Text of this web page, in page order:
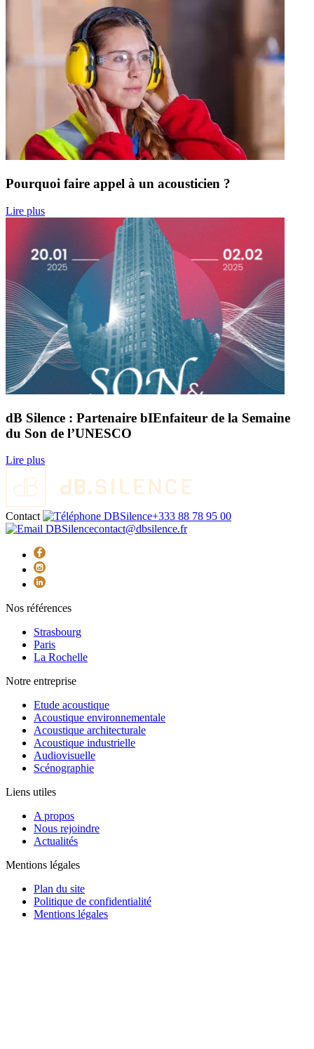
Pourquoi faire appel à un acousticien ?
Lire plus
dB Silence : Partenaire bIEnfaiteur de la Semaine
du Son de l’UNESCO
Lire plus
Contact
+333 88 78 95 00
contact@dbsilence.fr
Nos références
Strasbourg
Paris
La Rochelle
Notre entreprise
Etude acoustique
Acoustique environnementale
Acoustique architecturale
Acoustique industrielle
Audiovisuelle
Scénographie
Liens utiles
A propos
Nous rejoindre
Actualités
Mentions légales
Plan du site
Politique de confidentialité
Mentions légales